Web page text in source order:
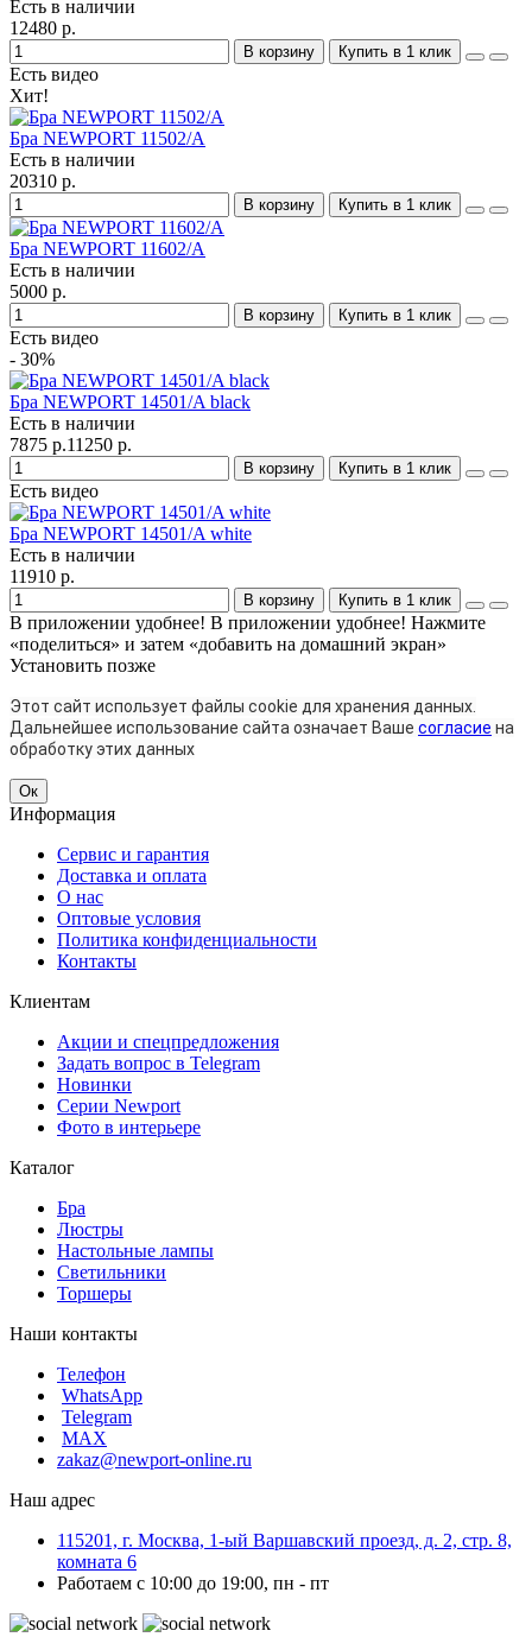
Есть в наличии
12480 р.
В корзину Купить в 1 клик
Есть видео
Хит!
Бра NEWPORT 11502/A
Есть в наличии
20310 р.
В корзину Купить в 1 клик
Бра NEWPORT 11602/A
Есть в наличии
5000 р.
В корзину Купить в 1 клик
Есть видео
- 30%
Бра NEWPORT 14501/A black
Есть в наличии
7875 р.11250 р.
В корзину Купить в 1 клик
Есть видео
Бра NEWPORT 14501/A white
Есть в наличии
11910 р.
В корзину Купить в 1 клик
В приложении удобнее! В приложении удобнее! Нажмите
«поделиться» и затем «добавить на домашний экран»
Установить позже
Этот сайт использует файлы cookie для хранения данных.
Дальнейшее использование сайта означает Ваше согласие на
обработку этих данных
Ок
Информация
Сервис и гарантия
Доставка и оплата
О нас
Оптовые условия
Политика конфиденциальности
Контакты
Клиентам
Акции и спецпредложения
Задать вопрос в Telegram
Новинки
Серии Newport
Фото в интерьере
Каталог
Бра
Люстры
Настольные лампы
Светильники
Торшеры
Наши контакты
Телефон
WhatsApp
Telegram
MAX
zakaz@newport-online.ru
Наш адрес
115201, г. Москва, 1-ый Варшавский проезд, д. 2, стр. 8,
комната 6
Работаем с 10:00 до 19:00, пн - пт